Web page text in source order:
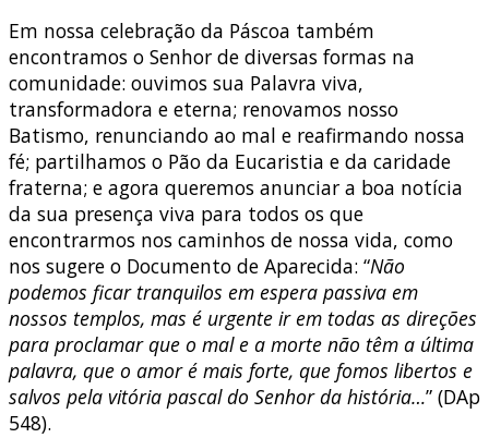
Em nossa celebração da Páscoa também
encontramos o Senhor de diversas formas na
comunidade: ouvimos sua Palavra viva,
transformadora e eterna; renovamos nosso
Batismo, renunciando ao mal e reafirmando nossa
fé; partilhamos o Pão da Eucaristia e da caridade
fraterna; e agora queremos anunciar a boa notícia
da sua presença viva para todos os que
encontrarmos nos caminhos de nossa vida, como
nos sugere o Documento de Aparecida: “Não
podemos ficar tranquilos em espera passiva em
nossos templos, mas é urgente ir em todas as direções
para proclamar que o mal e a morte não têm a última
palavra, que o amor é mais forte, que fomos libertos e
salvos pela vitória pascal do Senhor da história…” (DAp
548).